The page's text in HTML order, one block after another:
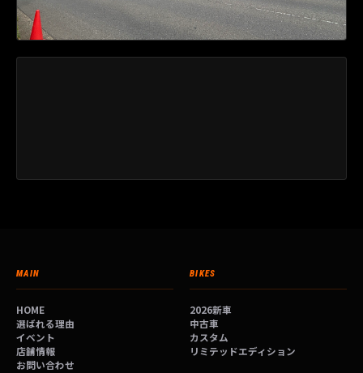
MAIN
HOME
選ばれる理由
イベント
店舗情報
お問い合わせ
BIKES
2026新車
中古車
カスタム
リミテッドエディション